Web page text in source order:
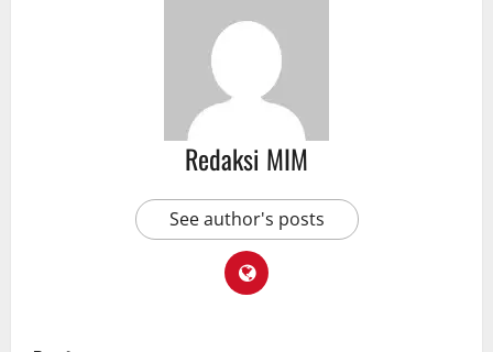
Redaksi MIM
See author's posts